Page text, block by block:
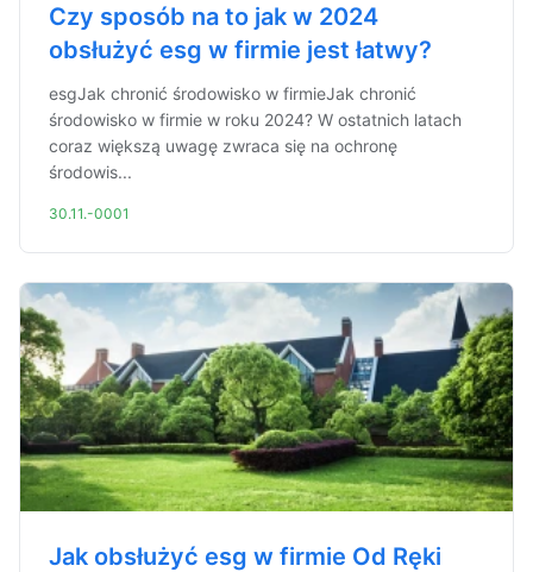
Czy sposób na to jak w 2024
obsłużyć esg w firmie jest łatwy?
esgJak chronić środowisko w firmieJak chronić
środowisko w firmie w roku 2024? W ostatnich latach
coraz większą uwagę zwraca się na ochronę
środowis...
30.11.-0001
Jak obsłużyć esg w firmie Od Ręki